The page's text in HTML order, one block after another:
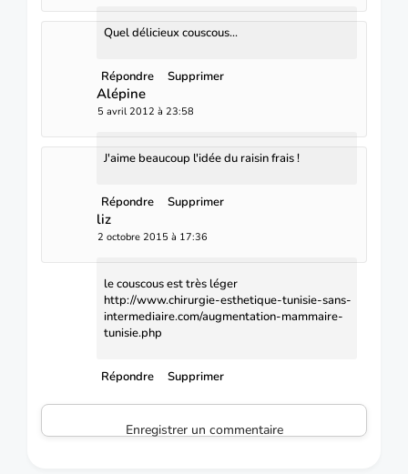
Quel délicieux couscous...
Répondre Supprimer
Alépine
5 avril 2012 à 23:58
J'aime beaucoup l'idée du raisin frais !
Répondre Supprimer
liz
2 octobre 2015 à 17:36
le couscous est très léger
http://www.chirurgie-esthetique-tunisie-sans-
intermediaire.com/augmentation-mammaire-
tunisie.php
Répondre Supprimer
Enregistrer un commentaire